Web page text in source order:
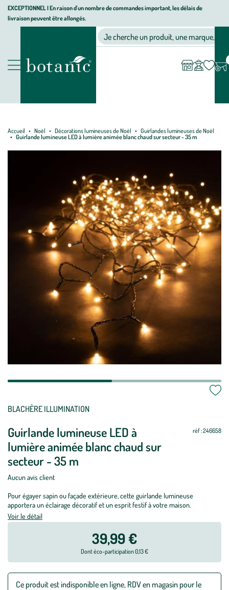
Aller
Aller
au
Aller
au
page
EXCEPTIONNEL I En raison d'un nombre de commandes important, les délais de
livraison peuvent être allongés.
Nos produits
Jardinerie écologique, animalerie, décoration, alimentation bio
Je cherche un produit, une marque, un
compte
Accueil Noël Décorations lumineuses de Noël
Guirlandes lumineuses de Noël
Guirlande lumineuse LED à lumière animée blanc chaud sur secteur - 35 m
BLACHÈRE ILLUMINATION
Guirlande lumineuse LED à
lumière animée blanc chaud sur
secteur - 35 m
réf : 246658
Aucun avis client
Pour égayer sapin ou façade extérieure, cette guirlande lumineuse
apportera un éclairage décoratif et un esprit festif à votre maison.
Voir le détail
39,99 €
Dont éco-participation 0,13 €
Ce produit est indisponible en ligne, RDV en magasin pour le